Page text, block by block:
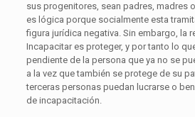
sus progenitores, sean padres, madres
es lógica porque socialmente esta
figura jurídica negativa. Sin embargo, la
Incapacitar es proteger, y por tanto lo
pendiente de la persona que ya no se
a la vez que también se protege de su
terceras personas puedan lucrarse o
de incapacitación.